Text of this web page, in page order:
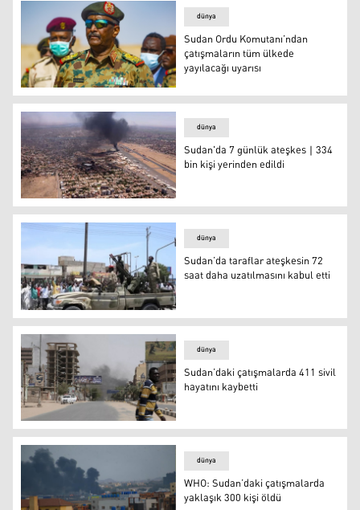
Abdulfettah el-Burhan
dünya
Sudan Ordu Komutanı’ndan
çatışmaların tüm ülkede
yayılacağı uyarısı
Foto: AFP
dünya
Sudan'da 7 günlük ateşkes ∣ 334
bin kişi yerinden edildi
Sudan’da taraflar ateşkesin 72 saat daha uzatılmasını
dünya
Sudan’da taraflar ateşkesin 72
saat daha uzatılmasını kabul etti
Sudan’daki çatışmalarda 411 sivil hayatını kaybetti
dünya
Sudan’daki çatışmalarda 411 sivil
hayatını kaybetti
dünya
WHO: Sudan’daki çatışmalarda
yaklaşık 300 kişi öldü